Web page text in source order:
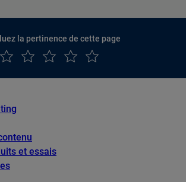
la pertinence de cette page
et essais